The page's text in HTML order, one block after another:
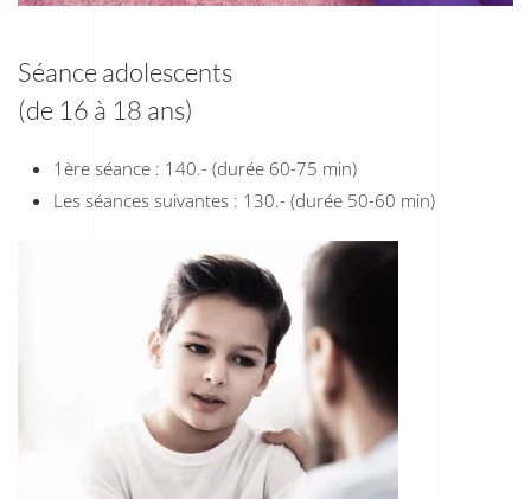
Séance adolescents
(de 16 à 18 ans)
1ère séance : 140.- (durée 60-75 min)
Les séances suivantes : 130.- (durée 50-60 min)